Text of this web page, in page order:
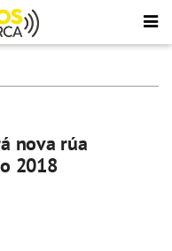
nova rúa
2018